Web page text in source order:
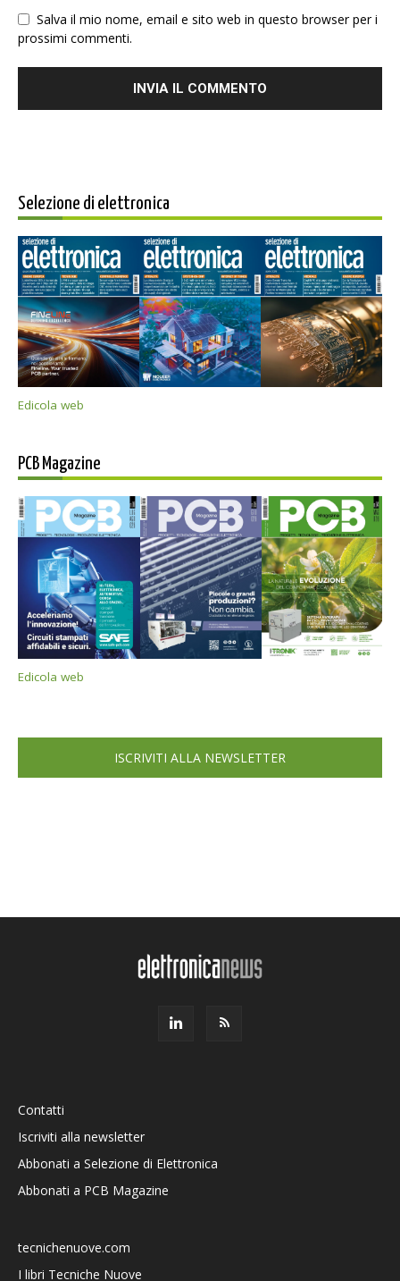
Salva il mio nome, email e sito web in questo browser per i
prossimi commenti.
Selezione di elettronica
Edicola web
PCB Magazine
Edicola web
ISCRIVITI ALLA NEWSLETTER
Contatti
Iscriviti alla newsletter
Abbonati a Selezione di Elettronica
Abbonati a PCB Magazine
tecnichenuove.com
I libri Tecniche Nuove